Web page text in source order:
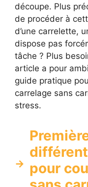
découpe. Plus
de procéder à
d’une carrelette,
dispose pas
tâche ? Plus
article a pour
guide pratique
carrelage sans
stress.
pour